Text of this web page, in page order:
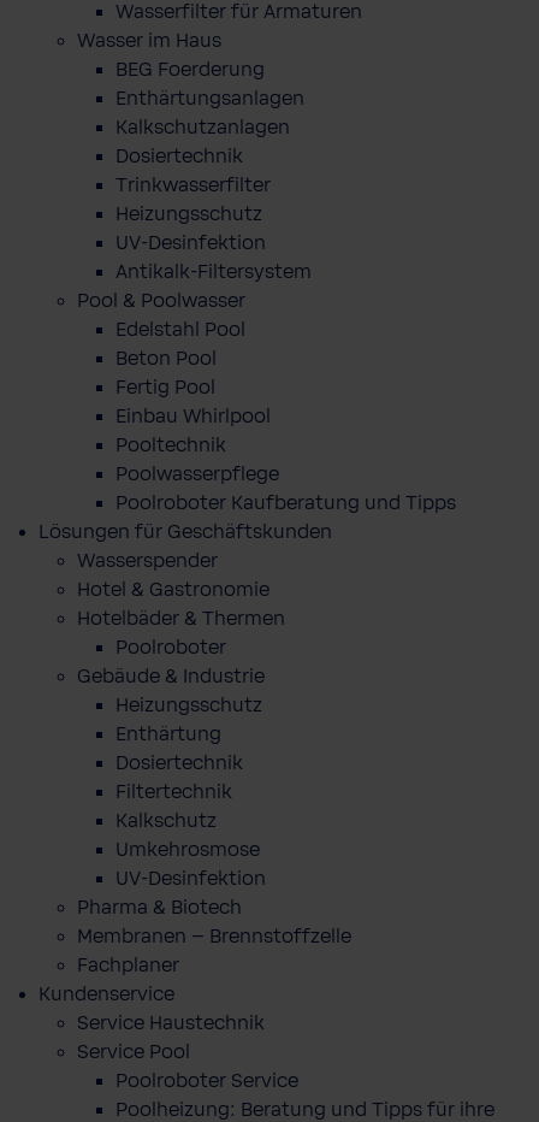
Wasserfilter für Armaturen
Wasser im Haus
BEG Foerderung
Enthärtungsanlagen
Kalkschutzanlagen
Dosiertechnik
Trinkwasserfilter
Heizungsschutz
UV-Desinfektion
Antikalk-Filtersystem
Pool & Poolwasser
Edelstahl Pool
Beton Pool
Fertig Pool
Einbau Whirlpool
Pooltechnik
Poolwasserpflege
Poolroboter Kaufberatung und Tipps
Lösungen für Geschäftskunden
Wasserspender
Hotel & Gastronomie
Hotelbäder & Thermen
Poolroboter
Gebäude & Industrie
Heizungsschutz
Enthärtung
Dosiertechnik
Filtertechnik
Kalkschutz
Umkehrosmose
UV-Desinfektion
Pharma & Biotech
Membranen – Brennstoffzelle
Fachplaner
Kundenservice
Service Haustechnik
Service Pool
Poolroboter Service
Poolheizung: Beratung und Tipps für ihre